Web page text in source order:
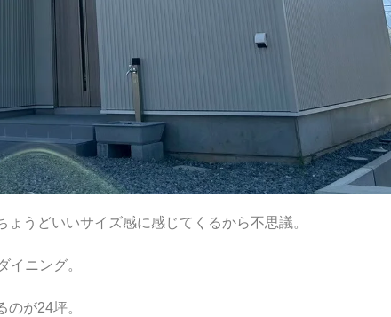
うどいいサイズ感に感じてくるから不思議。
イニング。
が24坪。